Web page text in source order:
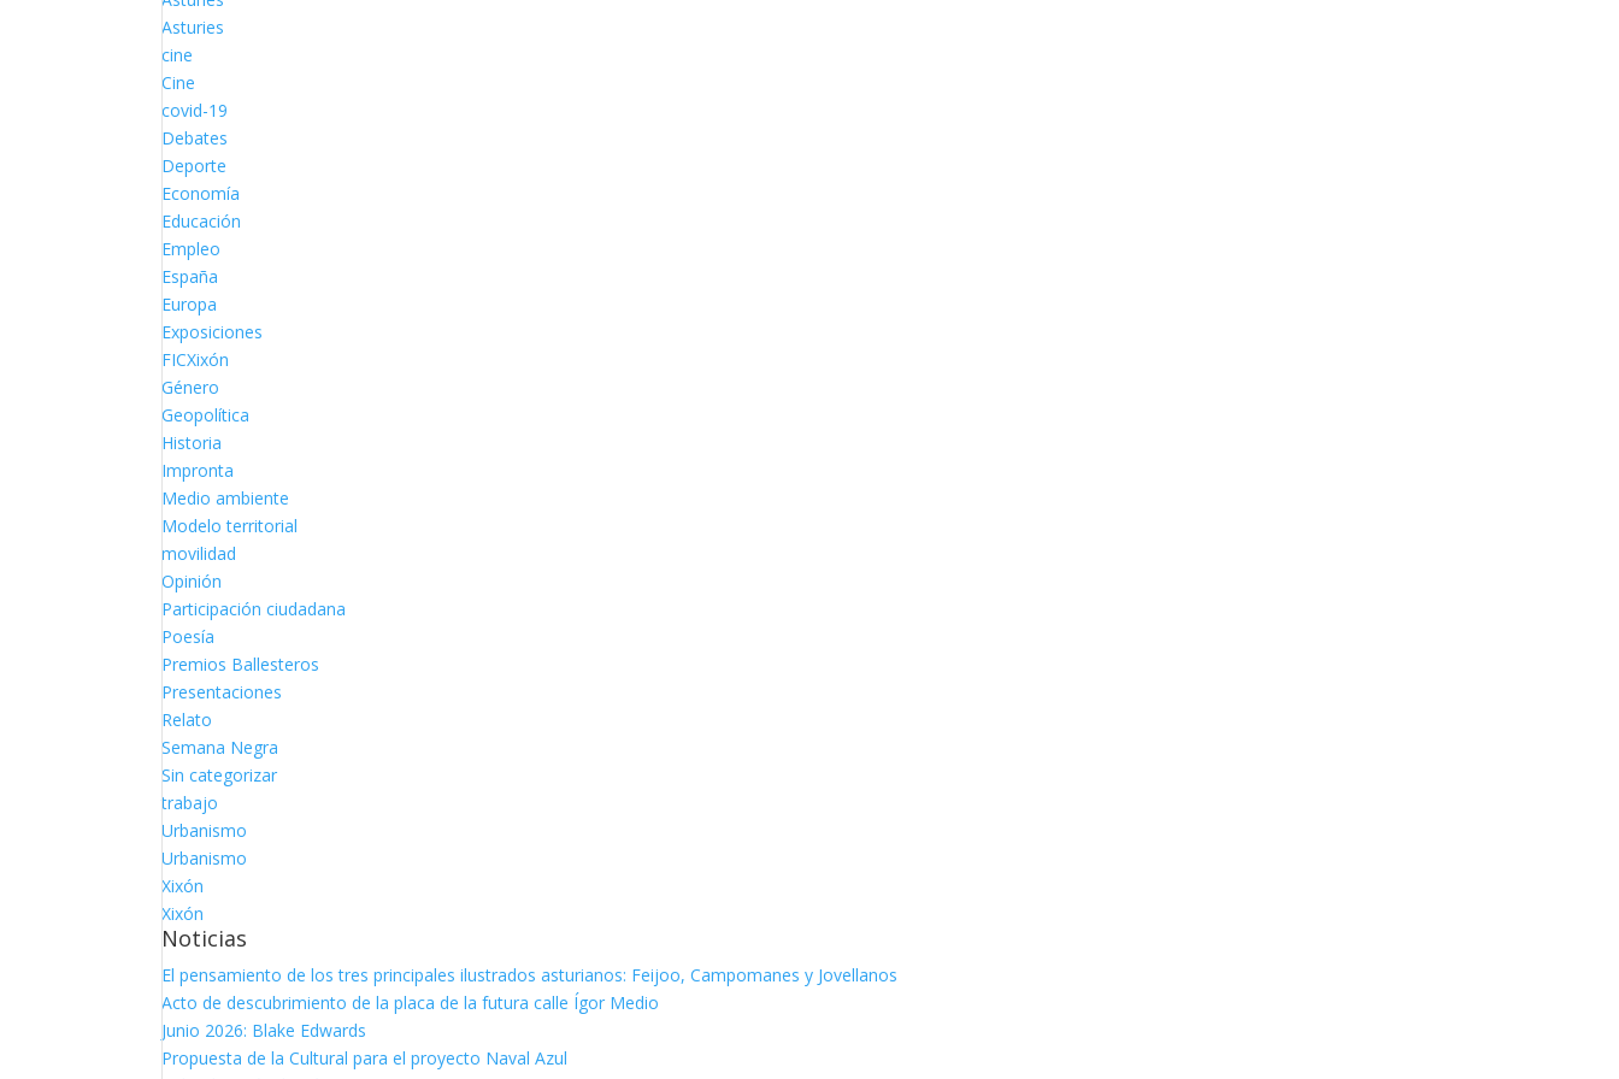
Asturies
cine
Cine
covid-19
Debates
Deporte
Economía
Educación
Empleo
España
Europa
Exposiciones
FICXixón
Género
Geopolítica
Historia
Impronta
Medio ambiente
Modelo territorial
movilidad
Opinión
Participación ciudadana
Poesía
Premios Ballesteros
Presentaciones
Relato
Semana Negra
Sin categorizar
trabajo
Urbanismo
Urbanismo
Xixón
Xixón
Noticias
El pensamiento de los tres principales ilustrados asturianos: Feijoo, Campomanes y Jovellanos
Acto de descubrimiento de la placa de la futura calle Ígor Medio
Junio 2026: Blake Edwards
Propuesta de la Cultural para el proyecto Naval Azul